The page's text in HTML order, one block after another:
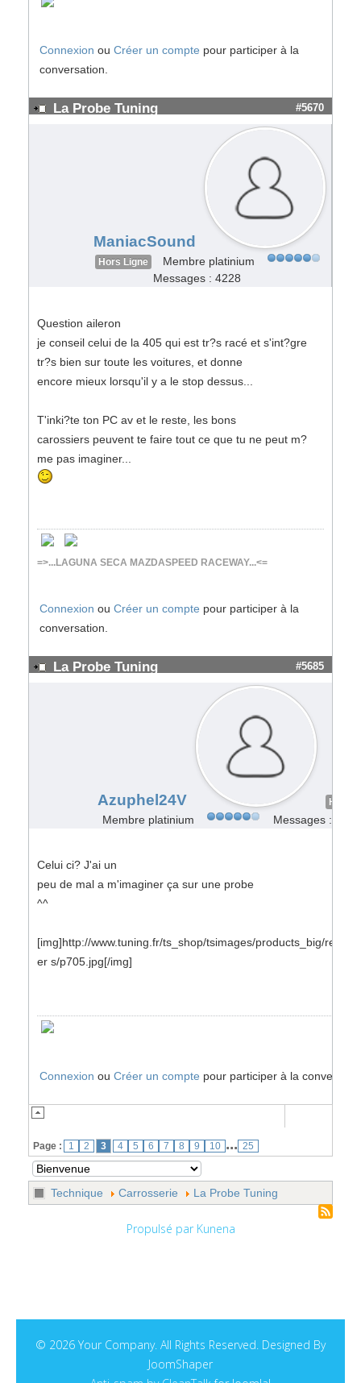
Connexion ou Créer un compte pour participer à la
conversation.
La Probe Tuning #5670
ManiacSound
Hors Ligne
Membre platinium
Messages : 4228
Question aileron
je conseil celui de la 405 qui est tr?s racé et s'int?gre
tr?s bien sur toute les voitures, et donne
encore mieux lorsqu'il y a le stop dessus...
T'inki?te ton PC av et le reste, les bons
carossiers peuvent te faire tout ce que tu ne peut m?
me pas imaginer...
=>...LAGUNA SECA MAZDASPEED RACEWAY...<=
Connexion ou Créer un compte pour participer à la
conversation.
La Probe Tuning #5685
Azuphel24V Hors
Membre platinium Messages : 817
Celui ci? J'ai un
peu de mal a m'imaginer ça sur une probe
^^
[img]http://www.tuning.fr/ts_shop/tsimages/products_big/
er s/p705.jpg[/img]
Connexion ou Créer un compte pour participer à la
Page : 1 2 3 4 5 6 7 8 9 10 ... 25
Technique Carrosserie La Probe Tuning
Propulsé par Kunena
© 2026 Your Company. All Rights Reserved. Designed By
JoomShaper